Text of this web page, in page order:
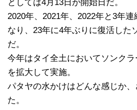
としては4月13日が開始日だ。
2020年、2021年、2022年と3年
なり、23年に4年ぶりに復活した
だ。
今年はタイ全土においてソンク
を拡大して実施。
パタヤの水かけはどんな感じか
た。